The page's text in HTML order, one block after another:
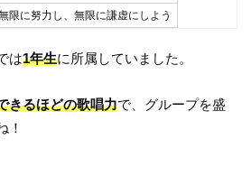
限に努力し、無限に謙虚にしよう
は1年生に所属していました。
きるほどの歌唱力で、グループを盛
！